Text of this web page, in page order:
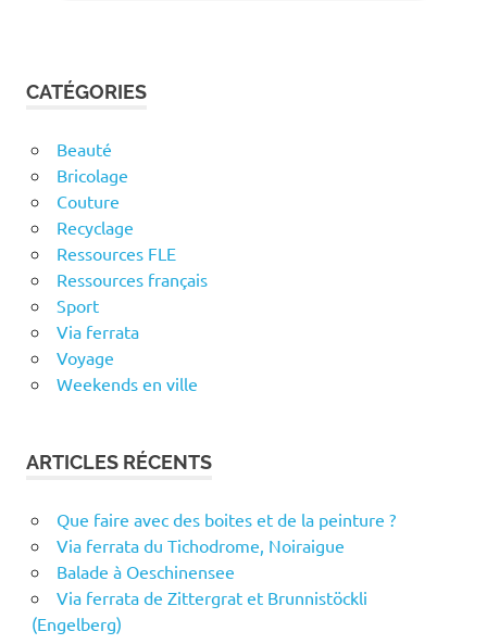
CATÉGORIES
Beauté
Bricolage
Couture
Recyclage
Ressources FLE
Ressources français
Sport
Via ferrata
Voyage
Weekends en ville
ARTICLES RÉCENTS
Que faire avec des boites et de la peinture ?
Via ferrata du Tichodrome, Noiraigue
Balade à Oeschinensee
Via ferrata de Zittergrat et Brunnistöckli
(Engelberg)